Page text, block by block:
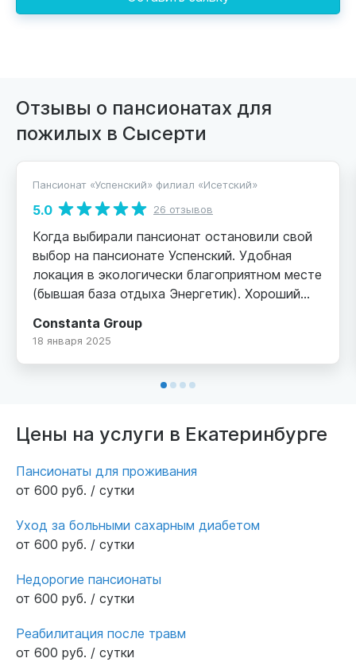
Отзывы о пансионатах для
пожилых в Сысерти
Пансионат «Успенский» филиал «Исетский»
5.0 26 отзывов
Когда выбирали пансионат остановили свой
выбор на пансионате Успенский. Удобная
локация в экологически благоприятном месте
(бывшая база отдыха Энергетик). Хороший
благоустроенная территория, парковка.
Внутри просторно, комфортные двухместные
с диванами и телевизором. Персонал добрый
должном уровне. От нас искренние слова
благодарности.
Constanta Group
18 января 2025
Цены на услуги в Екатеринбурге
Пансионаты для проживания
от 600 руб. / сутки
Уход за больными сахарным диабетом
от 600 руб. / сутки
Недорогие пансионаты
от 600 руб. / сутки
Реабилитация после травм
от 600 руб. / сутки